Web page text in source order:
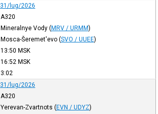
31/lug/2026
A320
Mineralnye Vody (MRV / URMM)
Mosca-Šeremet'evo (SVO / UUEE)
13:50 MSK
16:52 MSK
3:02
31/lug/2026
A320
Yerevan-Zvartnots (EVN / UDYZ)